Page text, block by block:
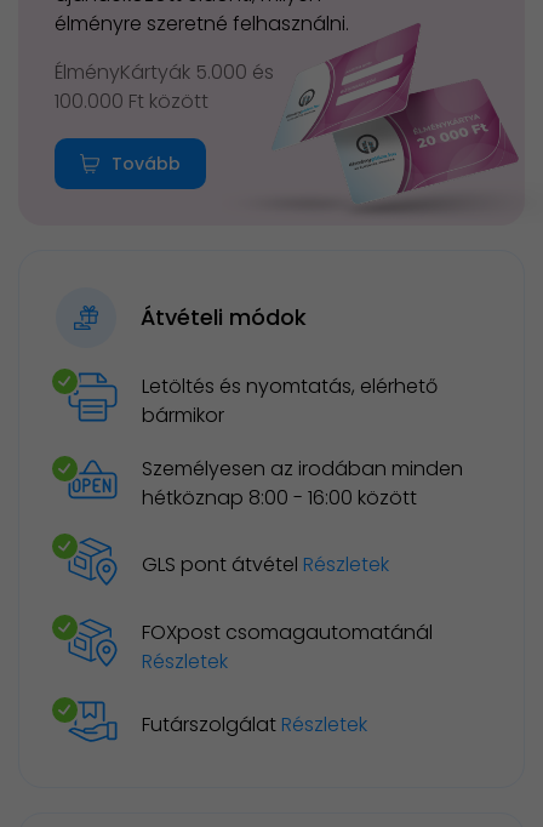
élményre szeretné felhasználni.
ÉlményKártyák 5.000 és
100.000 Ft között
Tovább
Átvételi módok
Letöltés és nyomtatás, elérhető
bármikor
Személyesen az irodában minden
hétköznap 8:00 - 16:00 között
GLS pont átvétel Részletek
FOXpost csomagautomatánál
Részletek
Futárszolgálat Részletek